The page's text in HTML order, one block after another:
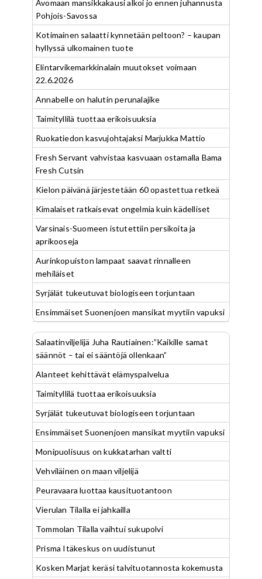
Avomaan mansikkakausi alkoi jo ennen juhannusta
Pohjois-Savossa
Kotimainen salaatti kynnetään peltoon? – kaupan
hyllyssä ulkomainen tuote
Elintarvikemarkkinalain muutokset voimaan
22.6.2026
Annabelle on halutin perunalajike
Taimityllilä tuottaa erikoisuuksia
Ruokatiedon kasvujohtajaksi Marjukka Mattio
Fresh Servant vahvistaa kasvuaan ostamalla Bama
Fresh Cutsin
Kielon päivänä järjestetään 60 opastettua retkeä
Kimalaiset ratkaisevat ongelmia kuin kädelliset
Varsinais-Suomeen istutettiin persikoita ja
aprikooseja
Aurinkopuiston lampaat saavat rinnalleen
mehiläiset
Syrjälät tukeutuvat biologiseen torjuntaan
Ensimmäiset Suonenjoen mansikat myytiin vapuksi
Salaatinviljelijä Juha Rautiainen:”Kaikille samat
säännöt – tai ei sääntöjä ollenkaan”
Alanteet kehittävät elämyspalvelua
Taimityllilä tuottaa erikoisuuksia
Syrjälät tukeutuvat biologiseen torjuntaan
Ensimmäiset Suonenjoen mansikat myytiin vapuksi
Monipuolisuus on kukkatarhan valtti
Vehviläinen on maan viljelijä
Peuravaara luottaa kausituotantoon
Vierulan Tilalla ei jahkailla
Tommolan Tilalla vaihtui sukupolvi
Prisma Itäkeskus on uudistunut
Kosken Marjat keräsi talvituotannosta kokemusta